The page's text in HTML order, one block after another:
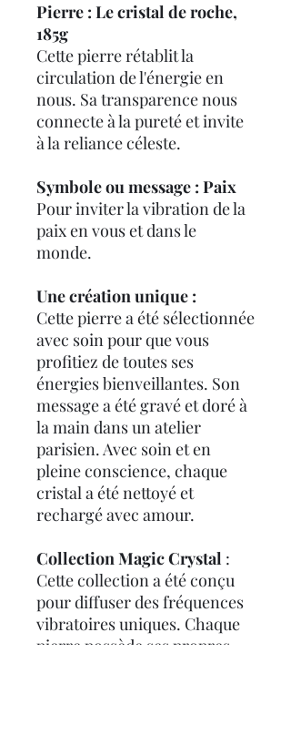
Pierre : Le cristal de roche,
185g
Cette pierre rétablit la
circulation de l'énergie en
nous. Sa transparence nous
connecte à la pureté et invite
à la reliance céleste.
Symbole ou message : Paix
Pour inviter la vibration de la
paix en vous et dans le
monde.
Une création unique :
Cette pierre a été sélectionnée
avec soin pour que vous
profitiez de toutes ses
énergies bienveillantes. Son
message a été gravé et doré à
la main dans un atelier
parisien. Avec soin et en
pleine conscience, chaque
cristal a été nettoyé et
rechargé avec amour.
CollectionMagicCrystal :
Cette collection a été conçu
pour diffuser des fréquences
vibratoires uniques. Chaque
pierre possède ses propres